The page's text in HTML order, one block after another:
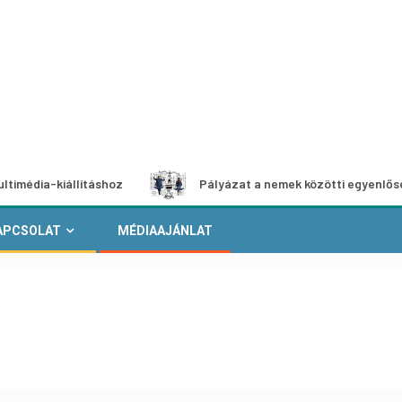
Pályázat a nemek közötti egyenlőség európai
MÉDIAAJÁNLAT